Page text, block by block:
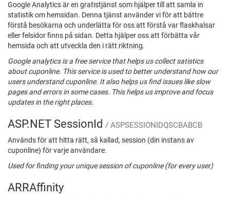
Google Analytics är en gratistjänst som hjälper till att samla in
statistik om hemsidan. Denna tjänst använder vi för att bättre
förstå besökarna och underlätta för oss att förstå var flaskhalsar
eller felsidor finns på sidan. Detta hjälper oss att förbätta vår
hemsida och att utveckla den i rätt riktning.
Google analytics is a free service that helps us collect satistics
about cuponline. This service is used to better understand how our
users understand cuponline. It also helps us find issues like slow
pages and errors in some cases. This helps us improve and focus
updates in the right places.
ASP.NET SessionId / ASPSESSIONIDQSCBABCB
Används för att hitta rätt, så kallad, session (din instans av
cuponline) för varje användare.
Used for finding your unique session of cuponline (for every user)
ARRAffinity